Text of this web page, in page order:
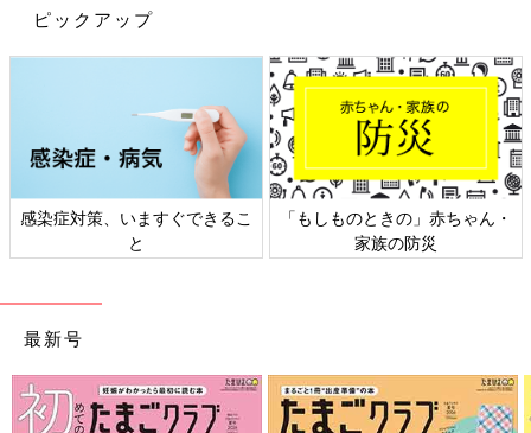
ピックアップ
感染症対策、いますぐできるこ
と
「もしものときの」赤ちゃん・
家族の防災
最新号